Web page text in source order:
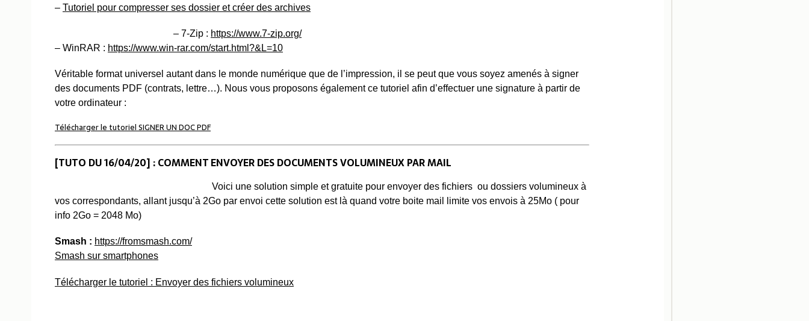
– Tutoriel pour compresser ses dossier et créer des archives
– 7-Zip : https://www.7-zip.org/
– WinRAR : https://www.win-rar.com/start.html?&L=10
Véritable format universel autant dans le monde numérique que de l’impression, il se peut que vous soyez amenés à signer
des documents PDF (contrats, lettre…). Nous vous proposons également ce tutoriel afin d’effectuer une signature à partir de
votre ordinateur :
Télécharger le tutoriel SIGNER UN DOC PDF
[TUTO DU 16/04/20] : COMMENT ENVOYER DES DOCUMENTS VOLUMINEUX PAR MAIL
Voici une solution simple et gratuite pour envoyer des fichiers ou dossiers volumineux à
vos correspondants, allant jusqu’à 2Go par envoi cette solution est là quand votre boite mail limite vos envois à 25Mo ( pour
info 2Go = 2048 Mo)
Smash : https://fromsmash.com/
Smash sur smartphones
Télécharger le tutoriel : Envoyer des fichiers volumineux